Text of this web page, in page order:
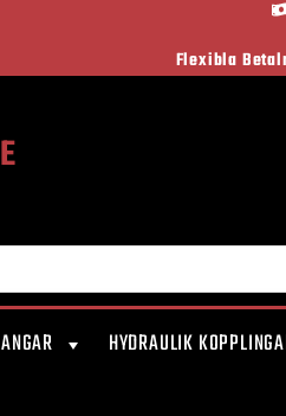
Flexibla
HYDRAULIK